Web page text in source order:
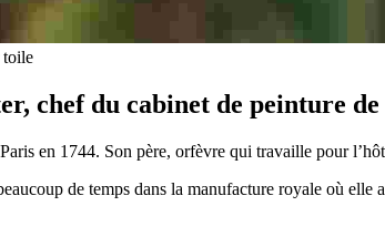
toile
chef du cabinet de peinture
en 1744. Son père, orfèvre qui travaille pour
de temps dans la manufacture royale où elle